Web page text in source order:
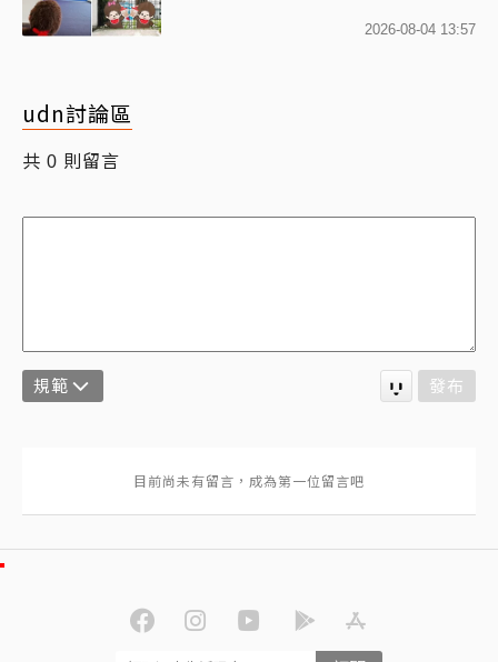
2026-08-04 13:57
udn討論區
共 0 則留言
規範 發布